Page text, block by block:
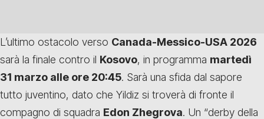
L’ultimo ostacolo verso Canada-Messico-USA 2026
sarà la finale contro il Kosovo, in programma martedì
31 marzo alle ore 20:45. Sarà una sfida dal sapore
tutto juventino, dato che Yildiz si troverà di fronte il
compagno di squadra Edon Zhegrova. Un “derby della